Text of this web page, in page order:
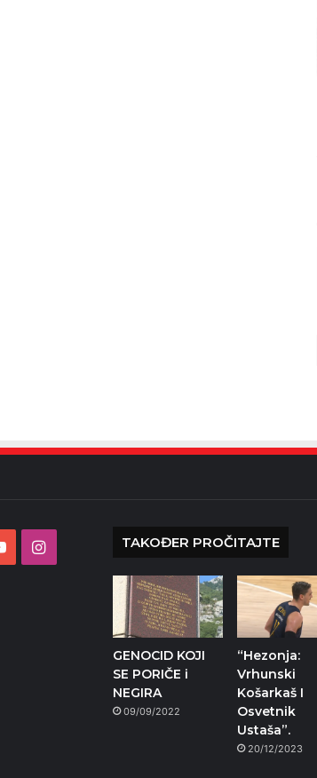
YouTubeInstagram TAKOĐER PROČITAJTE
GENOCID KOJI
SE PORIČE i
NEGIRA
09/09/2022
“Hezonja:
Vrhunski
Košarkaš I
Osvetnik
Ustaša”.
20/12/2023